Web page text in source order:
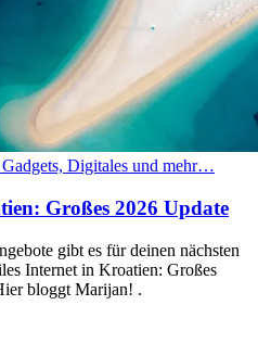
Digitales und mehr…
Großes 2026 Update
gibt es für deinen nächsten
Internet in Kroatien: Großes
bloggt Marijan! .